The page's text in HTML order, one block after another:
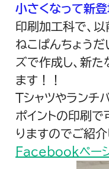
小さくなって新
印刷加工科で、
ねこぱんちょうだ
ズで作成し、新た
ます！！
Tシャツやランチ
ポイントの印刷
りますのでご紹
Facebookペー